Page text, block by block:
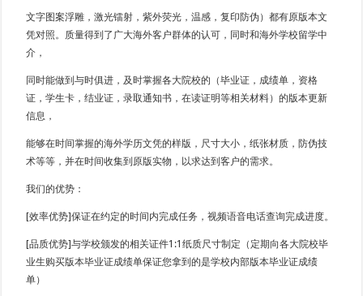
文字图案浮雕，激光镭射，紫外荧光，温感，复印防伪）都有原版本文
凭对照。质量得到了广大海外客户群体的认可，同时和海外学校留学中
介，
同时能做到与时俱进，及时掌握各大院校的（毕业证，成绩单，资格
证，学生卡，结业证，录取通知书，在读证明等相关材料）的版本更新
信息，
能够在时间掌握的海外学历文凭的样版，尺寸大小，纸张材质，防伪技
术等等，并在时间收集到原版实物，以求达到客户的需求。
我们的优势：
[效率优势]保证在约定的时间内完成任务，视频语音电话查询完成进度。
[品质优势]与学校颁发的相关证件1:1纸质尺寸制定（定期向各大院校毕
业生购买版本毕业证成绩单保证您拿到的是学校内部版本毕业证成绩
单）